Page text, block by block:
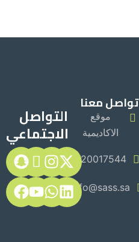
تواصل معنا
موقع
الاكاديمية
920017544
Info@sass.sa
التواصل
الاجتماعي